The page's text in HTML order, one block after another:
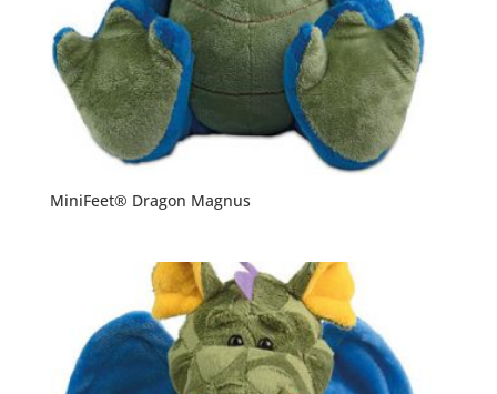
MiniFeet® Dragon Magnus